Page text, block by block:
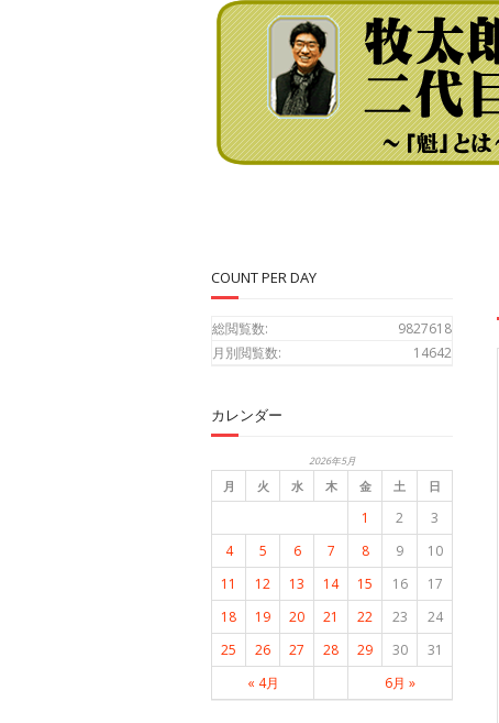
COUNT PER DAY
9827618
総閲覧数:
14642
月別閲覧数:
カレンダー
2026年5月
月 火 水 木 金 土 日
« 4月 6月 »
1 2
3
4
5 6 7 8 9
10
11
12 13 14 15 16
17
18
19 20 21 22 23
24
25
26 27 28 29 30 31